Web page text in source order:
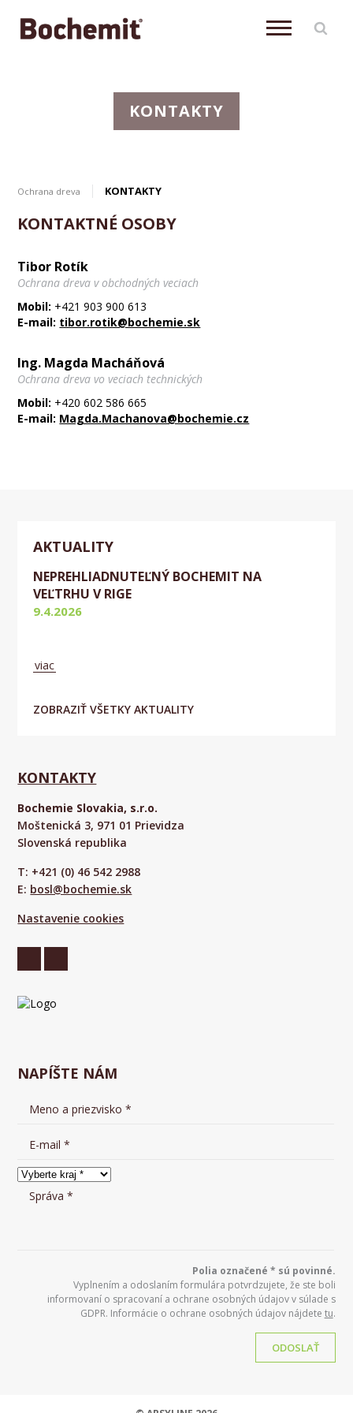
KONTAKTY
Ochrana dreva KONTAKTY
KONTAKTNÉ OSOBY
Tibor Rotík
Ochrana dreva v obchodných veciach
Mobil: +421 903 900 613
E-mail: tibor.rotik@bochemie.sk
Ing. Magda Macháňová
Ochrana dreva vo veciach technických
Mobil: +420 602 586 665
E-mail: Magda.Machanova@bochemie.cz
AKTUALITY
ZOBRAZIŤ VŠETKY AKTUALITY
NEPREHLIADNUTEĽNÝ BOCHEMIT NA
VEĽTRHU V RIGE
9.4.2026
viac
KONTAKTY
Bochemie Slovakia, s.r.o.
Moštenická 3, 971 01 Prievidza
Slovenská republika
T: +421 (0) 46 542 2988
E: bosl@bochemie.sk
Nastavenie cookies
NAPÍŠTE NÁM
Polia označené * sú povinné.
Vyplnením a odoslaním formulára potvrdzujete, že ste boli
informovaní o spracovaní a ochrane osobných údajov v súlade s
GDPR. Informácie o ochrane osobných údajov nájdete tu.
ODOSLAŤ